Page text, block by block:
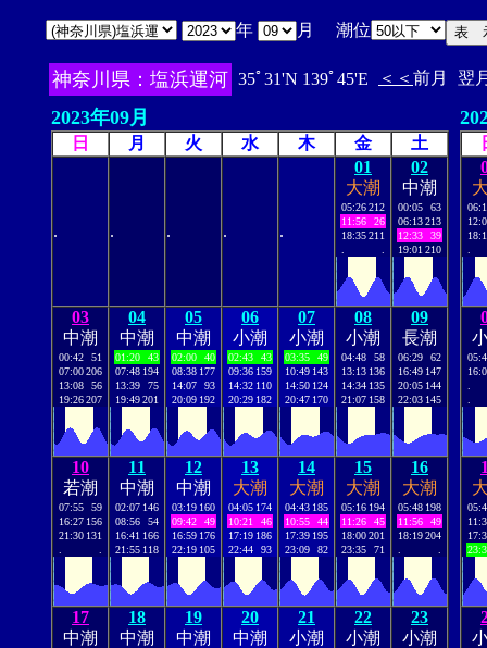
年 月 潮位
神奈川県：塩浜運河 35ﾟ31'N 139ﾟ45'E ＜＜ 前月 翌
2023年09月
日 月 火 水 木 金 土
. . . . .
01
大潮
05:26212
11:56
26
18:35211
02
中潮
00:05
63
06:13213
12:33
39
19:01 210
03
中潮
00:42
51
07:00206
13:08
56
19:26207
04
中潮
01:20
43
07:48 194
13:39
75
19:49201
05
中潮
02:00
40
08:38 177
14:07
93
20:09 192
06
小潮
02:43
43
09:36 159
14:32 110
20:29 182
07
小潮
03:35
49
10:49 143
14:50 124
20:47 170
08
小潮
04:48
58
13:13 136
14:34 135
21:07 158
09
長潮
06:29
62
16:49 147
20:05 144
22:03 145
10
若潮
07:55
59
16:27 156
21:30 131
11
中潮
02:07 146
08:56
54
16:41 166
21:55 118
12
中潮
03:19 160
09:42
49
16:59 176
22:19 105
13
大潮
04:05 174
10:21
46
17:19 186
22:44
93
14
大潮
04:43 185
10:55
44
17:39 195
23:09
82
15
大潮
05:16 194
11:26
45
18:00201
23:35
71
16
大潮
05:48 198
11:56
49
18:19204
17
中潮
18
中潮
19
中潮
20
中潮
21
小潮
22
小潮
23
小潮